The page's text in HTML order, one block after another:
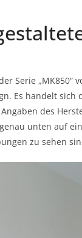
Serie
Es handelt
des
unten auf
zu sehen